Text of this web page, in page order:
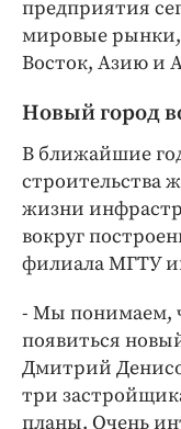
предприятия
мировые рынки,
Восток, Азию и
Новый город
В ближайшие
строительства
жизни
вокруг
филиала МГТУ
- Мы понимаем,
появиться
Дмитрий
три
планы. Очень